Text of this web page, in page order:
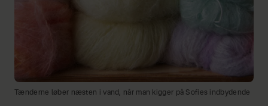
Tænderne løber næsten i vand, når man kigger på Sofies indbydende